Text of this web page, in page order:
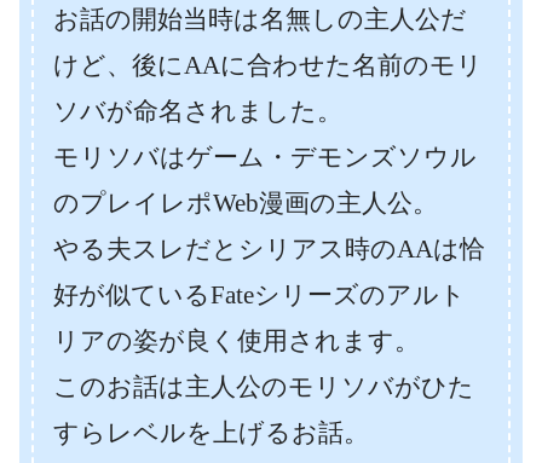
お話の開始当時は名無しの主人公だ
けど、後にAAに合わせた名前のモリ
ソバが命名されました。
モリソバはゲーム・デモンズソウル
のプレイレポWeb漫画の主人公。
やる夫スレだとシリアス時のAAは恰
好が似ているFateシリーズのアルト
リアの姿が良く使用されます。
このお話は主人公のモリソバがひた
すらレベルを上げるお話。